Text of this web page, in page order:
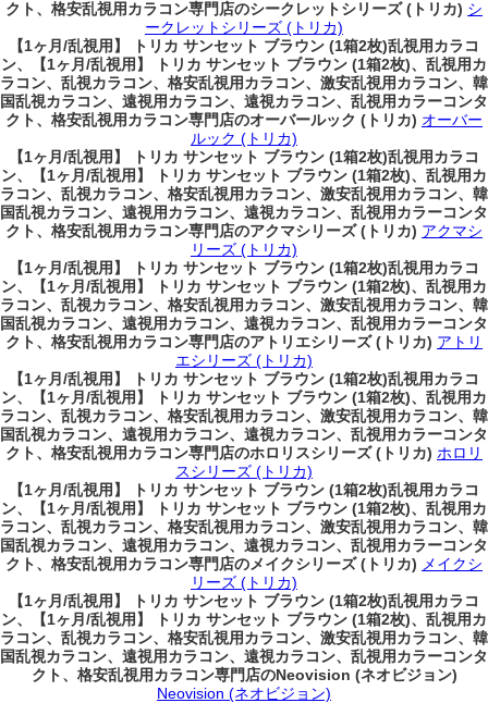
クト、格安乱視用カラコン専門店のシークレットシリーズ (トリカ) シ
ークレットシリーズ (トリカ)
【1ヶ月/乱視用】 トリカ サンセット ブラウン (1箱2枚)乱視用カラコ
ン、
【1ヶ月/乱視用】 トリカ サンセット ブラウン (1箱2枚)、乱視用カ
ラコン、乱視カラコン、格安乱視用カラコン、激安乱視用カラコン、韓
国乱視カラコン、遠視用カラコン、遠視カラコン、乱視用カラーコンタ
クト、格安乱視用カラコン専門店のオーバールック (トリカ) オーバー
ルック (トリカ)
【1ヶ月/乱視用】 トリカ サンセット ブラウン (1箱2枚)乱視用カラコ
ン、
【1ヶ月/乱視用】 トリカ サンセット ブラウン (1箱2枚)、乱視用カ
ラコン、乱視カラコン、格安乱視用カラコン、激安乱視用カラコン、韓
国乱視カラコン、遠視用カラコン、遠視カラコン、乱視用カラーコンタ
クト、格安乱視用カラコン専門店のアクマシリーズ (トリカ) アクマシ
リーズ (トリカ)
【1ヶ月/乱視用】 トリカ サンセット ブラウン (1箱2枚)乱視用カラコ
ン、
【1ヶ月/乱視用】 トリカ サンセット ブラウン (1箱2枚)、乱視用カ
ラコン、乱視カラコン、格安乱視用カラコン、激安乱視用カラコン、韓
国乱視カラコン、遠視用カラコン、遠視カラコン、乱視用カラーコンタ
クト、格安乱視用カラコン専門店のアトリエシリーズ (トリカ) アトリ
エシリーズ (トリカ)
【1ヶ月/乱視用】 トリカ サンセット ブラウン (1箱2枚)乱視用カラコ
ン、
【1ヶ月/乱視用】 トリカ サンセット ブラウン (1箱2枚)、乱視用カ
ラコン、乱視カラコン、格安乱視用カラコン、激安乱視用カラコン、韓
国乱視カラコン、遠視用カラコン、遠視カラコン、乱視用カラーコンタ
クト、格安乱視用カラコン専門店のホロリスシリーズ (トリカ) ホロリ
スシリーズ (トリカ)
【1ヶ月/乱視用】 トリカ サンセット ブラウン (1箱2枚)乱視用カラコ
ン、
【1ヶ月/乱視用】 トリカ サンセット ブラウン (1箱2枚)、乱視用カ
ラコン、乱視カラコン、格安乱視用カラコン、激安乱視用カラコン、韓
国乱視カラコン、遠視用カラコン、遠視カラコン、乱視用カラーコンタ
クト、格安乱視用カラコン専門店のメイクシリーズ (トリカ) メイクシ
リーズ (トリカ)
【1ヶ月/乱視用】 トリカ サンセット ブラウン (1箱2枚)乱視用カラコ
ン、
【1ヶ月/乱視用】 トリカ サンセット ブラウン (1箱2枚)、乱視用カ
ラコン、乱視カラコン、格安乱視用カラコン、激安乱視用カラコン、韓
国乱視カラコン、遠視用カラコン、遠視カラコン、乱視用カラーコンタ
クト、格安乱視用カラコン専門店のNeovision (ネオビジョン)
Neovision (ネオビジョン)